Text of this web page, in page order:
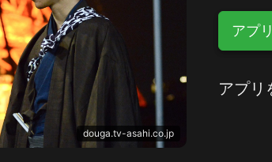
douga.tv-asahi.co.jp
アプ
アプリ